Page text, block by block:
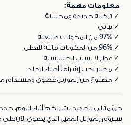
معلومات مهمة:
✓ تركيبة جديدة ومحسنة
✓ نباتي
✓ 97% من المكونات طبيعية
✓ 96% من المكونات قابلة للتحلل
✓ عطر لا يسبب الحساسية
✓ مختبر تحت إشراف أطباء الجلد
✓ مصنوع من إيمورتل عضوي ومستدام
حلّ مثالي لتجديد بشرتكم أثناء النوم.
سيروم إيمورتل المميز، الذي يحتوي الآن